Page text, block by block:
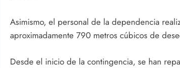
Asimismo, el personal de la dependencia
aproximadamente 790 metros cúbicos de
Desde el inicio de la contingencia, se han